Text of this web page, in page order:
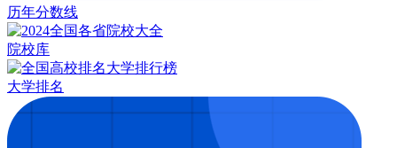
历年分数线
院校库
大学排名